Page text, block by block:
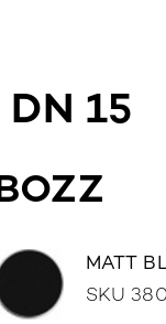
15
MATT
SKU